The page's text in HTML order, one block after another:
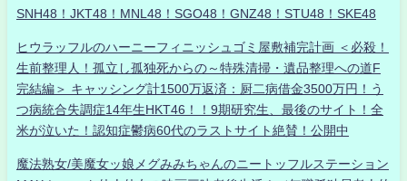
SNH48！JKT48！MNL48！SGO48！GNZ48！STU48！SKE48
ヒウラッフルのハーニーフィニッシュゴミ屋敷補完計画 ＜必殺！
生前整理人！孤立し孤独死からの～特殊清掃・遺品整理への道F
完結編＞ キャッシング計1500万返済：厨二病借金3500万円！う
つ病統合失調症14年生HKT46！！9期研究生、最後のサイト！全
米が泣いた！認知症鬱病60代のラストサイト絶賛！公開中
魔法熟女/美魔女ッ娘メグみみちゃんのニートッフルステーション